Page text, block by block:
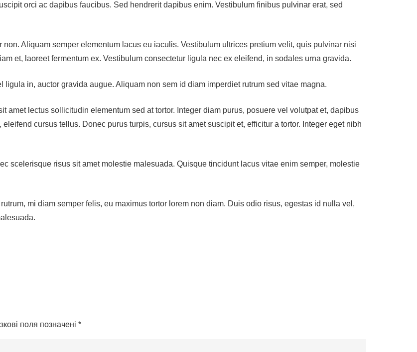
orci ac dapibus faucibus. Sed hendrerit dapibus enim. Vestibulum finibus pulvinar erat, sed
Aliquam semper elementum lacus eu iaculis. Vestibulum ultrices pretium velit, quis pulvinar nisi
et, laoreet fermentum ex. Vestibulum consectetur ligula nec ex eleifend, in sodales urna gravida.
in, auctor gravida augue. Aliquam non sem id diam imperdiet rutrum sed vitae magna.
amet lectus sollicitudin elementum sed at tortor. Integer diam purus, posuere vel volutpat et, dapibus
cursus tellus. Donec purus turpis, cursus sit amet suscipit et, efficitur a tortor. Integer eget nibh
scelerisque risus sit amet molestie malesuada. Quisque tincidunt lacus vitae enim semper, molestie
mi diam semper felis, eu maximus tortor lorem non diam. Duis odio risus, egestas id nulla vel,
поля позначені *